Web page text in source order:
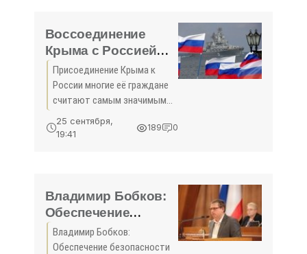
аренды
Воссоединение
Крыма с Россией
считают главным
достижение -
«Политика Крыма»
Присоединение Крыма к
России многие её граждане
считают самым значимым
успехом страны за
последние 10-15 лет.
25 сентября,
19:41
189 0
Владимир Бобков:
Обеспечение
безопасности детей
в школах и вопросы
Владимир Бобков:
Обеспечение безопасности